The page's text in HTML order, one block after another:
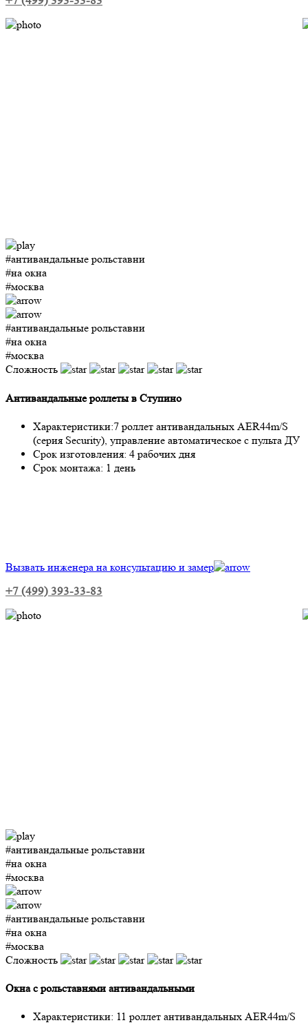
#антивандальные рольставни
#на окна
#москва
#антивандальные рольставни
#на окна
#москва
Сложность
Антивандальные роллеты в Ступино
Характеристики:7 роллет антивандальных AER44m/S
(серия Security), управление автоматическое с пульта ДУ
Срок изготовления: 4 рабочих дня
Срок монтажа: 1 день
Вызвать инженера на консультацию и замер
+7 (499) 393-33-83
#антивандальные рольставни
#на окна
#москва
#антивандальные рольставни
#на окна
#москва
Сложность
Окна с рольставнями антивандальными
Характеристики: 11 роллет антивандальных AER44m/S